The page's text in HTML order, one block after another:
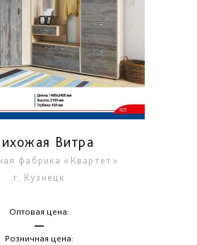
Витра
фабрика «Квартет»
г. Кузнецк
Оптовая цена:
—
Розничная цена: